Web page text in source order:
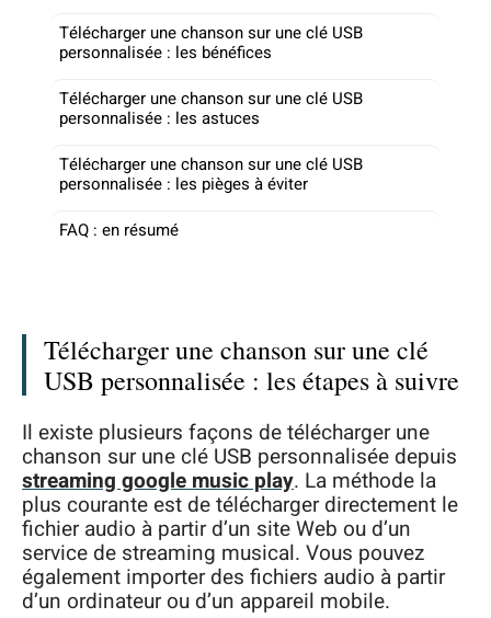
Télécharger une chanson sur une clé USB
personnalisée : les bénéfices
Télécharger une chanson sur une clé USB
personnalisée : les astuces
Télécharger une chanson sur une clé USB
personnalisée : les pièges à éviter
FAQ : en résumé
Télécharger une chanson sur une clé
USB personnalisée : les étapes à suivre
Il existe plusieurs façons de télécharger une
chanson sur une clé USB personnalisée depuis
streaming google music play. La méthode la
plus courante est de télécharger directement le
fichier audio à partir d’un site Web ou d’un
service de streaming musical. Vous pouvez
également importer des fichiers audio à partir
d’un ordinateur ou d’un appareil mobile.